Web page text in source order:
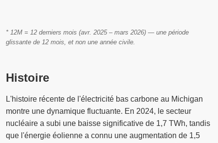
* 12M = 12 derniers mois (avr. 2025 – mars 2026) — une période
glissante de 12 mois, et non une année civile.
Histoire
L'histoire récente de l'électricité bas carbone au Michigan
montre une dynamique fluctuante. En 2024, le secteur
nucléaire a subi une baisse significative de 1,7 TWh, tandis
que l'énergie éolienne a connu une augmentation de 1,5